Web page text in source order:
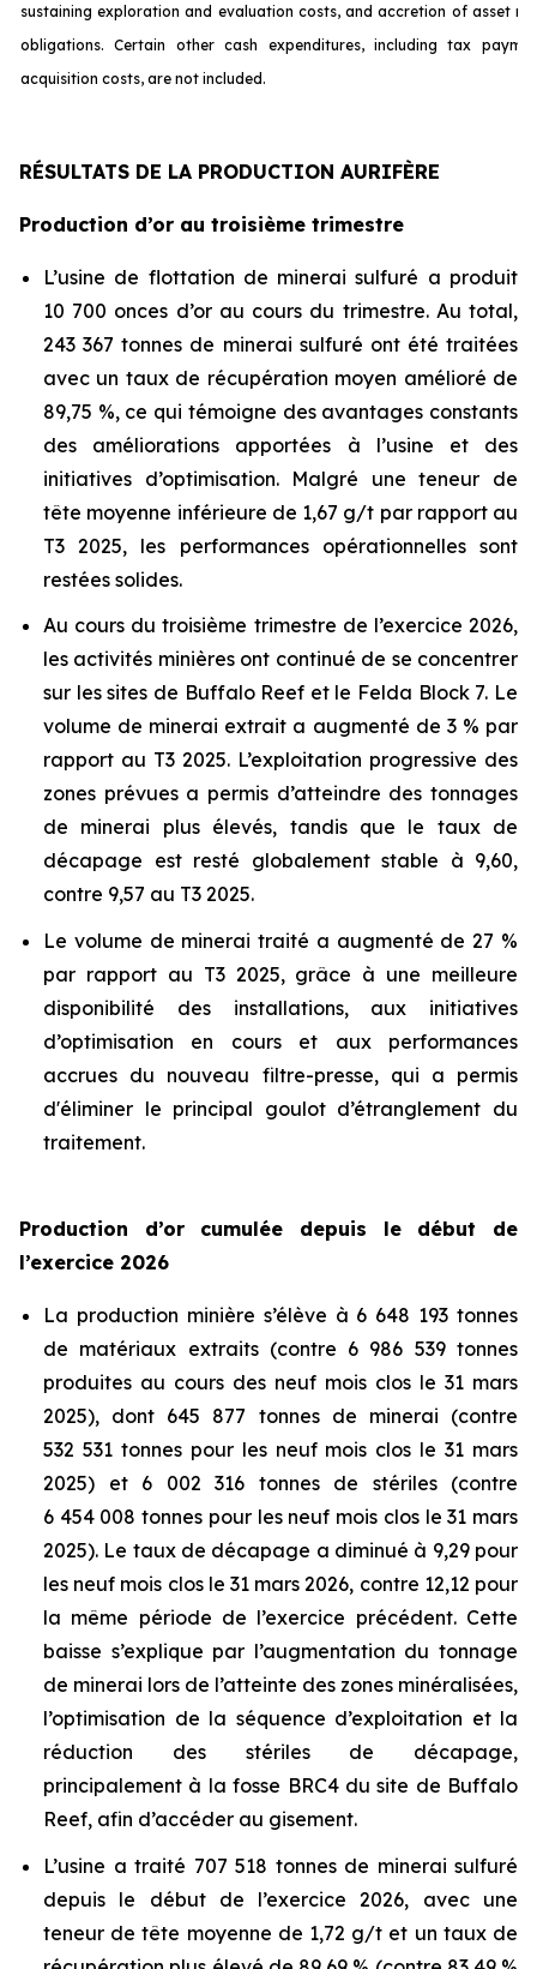
sustaining exploration and evaluation costs, and accretion of asset
obligations. Certain other cash expenditures, including tax
acquisition costs, are not included.
RÉSULTATS DE LA PRODUCTION AURIFÈRE
Production d’or au troisième trimestre
L’usine de flottation de minerai sulfuré a produit
10 700 onces d’or au cours du trimestre. Au total,
243 367 tonnes de minerai sulfuré ont été traitées
avec un taux de récupération moyen amélioré de
89,75 %, ce qui témoigne des avantages constants
des améliorations apportées à l’usine et des
initiatives d’optimisation. Malgré une teneur de
tête moyenne inférieure de 1,67 g/t par rapport au
T3 2025, les performances opérationnelles sont
restées solides.
Au cours du troisième trimestre de l’exercice 2026,
les activités minières ont continué de se concentrer
sur les sites de Buffalo Reef et le Felda Block 7. Le
volume de minerai extrait a augmenté de 3 % par
rapport au T3 2025. L’exploitation progressive des
zones prévues a permis d’atteindre des tonnages
de minerai plus élevés, tandis que le taux de
décapage est resté globalement stable à 9,60,
contre 9,57 au T3 2025.
Le volume de minerai traité a augmenté de 27 %
par rapport au T3 2025, grâce à une meilleure
disponibilité des installations, aux initiatives
d’optimisation en cours et aux performances
accrues du nouveau filtre-presse, qui a permis
d'éliminer le principal goulot d’étranglement du
traitement.
Production d’or cumulée depuis le début de
l’exercice 2026
La production minière s’élève à 6 648 193 tonnes
de matériaux extraits (contre 6 986 539 tonnes
produites au cours des neuf mois clos le 31 mars
2025), dont 645 877 tonnes de minerai (contre
532 531 tonnes pour les neuf mois clos le 31 mars
2025) et 6 002 316 tonnes de stériles (contre
6 454 008 tonnes pour les neuf mois clos le 31 mars
2025). Le taux de décapage a diminué à 9,29 pour
les neuf mois clos le 31 mars 2026, contre 12,12 pour
la même période de l’exercice précédent. Cette
baisse s’explique par l’augmentation du tonnage
de minerai lors de l’atteinte des zones minéralisées,
l’optimisation de la séquence d’exploitation et la
réduction des stériles de décapage,
principalement à la fosse BRC4 du site de Buffalo
Reef, afin d’accéder au gisement.
L’usine a traité 707 518 tonnes de minerai sulfuré
depuis le début de l’exercice 2026, avec une
teneur de tête moyenne de 1,72 g/t et un taux de